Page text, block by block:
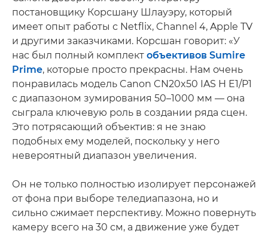
постановщику Корсшану Шлауэру, который
имеет опыт работы с Netflix, Channel 4, Apple TV
и другими заказчиками. Корсшан говорит: «У
нас был полный комплект объективов Sumire
Prime, которые просто прекрасны. Нам очень
понравилась модель Canon CN20x50 IAS H E1/P1
с диапазоном зумирования 50–1000 мм — она
сыграла ключевую роль в создании ряда сцен.
Это потрясающий объектив: я не знаю
подобных ему моделей, поскольку у него
невероятный диапазон увеличения.
Он не только полностью изолирует персонажей
от фона при выборе теледиапазона, но и
сильно сжимает перспективу. Можно повернуть
камеру всего на 30 см, а движение уже будет